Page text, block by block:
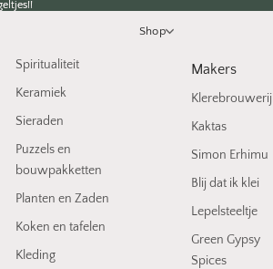
Shop
Spiritualiteit
Keramiek
Sieraden
Puzzels en
bouwpakketten
Planten en Zaden
Koken en tafelen
Kleding
Makers
Klerebrouwerij
Kaktas
Simon Erhimu
Blij dat ik klei
Lepelsteeltje
Green Gypsy
Spices